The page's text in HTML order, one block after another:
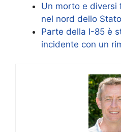
Un morto e diversi
nel nord dello
Parte della I-85 è
incidente con un